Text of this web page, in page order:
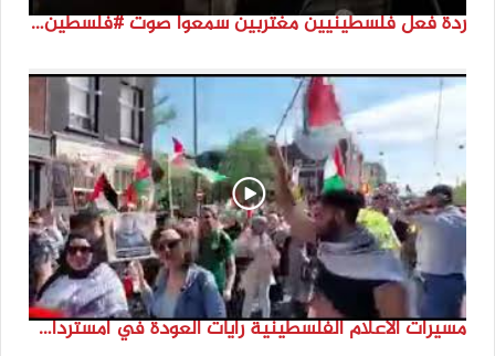
ردة فعل فلسطينيين مغتربين سمعوا صوت #فلسطين لأول مرة #نتماء2022 #القدس_موعدنا #النكبة74
مسيرات الاعلام الفلسطينية رايات العودة في امستردام #النكبة74 #انتماء2022 #القدس_موعدنا